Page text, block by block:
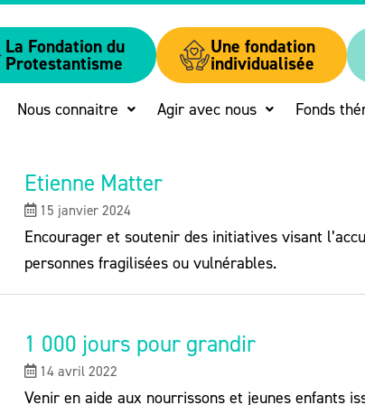
La Fondation du
Protestantisme
Une fondation
individualisée
Nous connaitre Agir avec nous Fonds
Etienne Matter
15 janvier 2024
Encourager et soutenir des initiatives visant
personnes fragilisées ou vulnérables.
1 000 jours pour grandir
14 avril 2022
Venir en aide aux nourrissons et jeunes enfants